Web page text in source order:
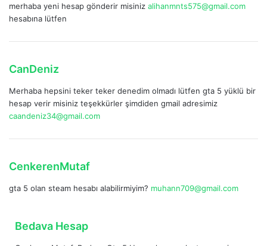
d
i
merhaba yeni hesap gönderir misiniz alihanmnts575@gmail.com
hesabına lütfen
CanDeniz
d
i
k
Merhaba hepsini teker teker denedim olmadı lütfen gta 5 yüklü bir
hesap verir misiniz teşekkürler şimdiden gmail adresimiz
caandeniz34@gmail.com
CenkerenMutaf
d
gta 5 olan steam hesabı alabilirmiyim? muhann709@gmail.com
Bedava Hesap